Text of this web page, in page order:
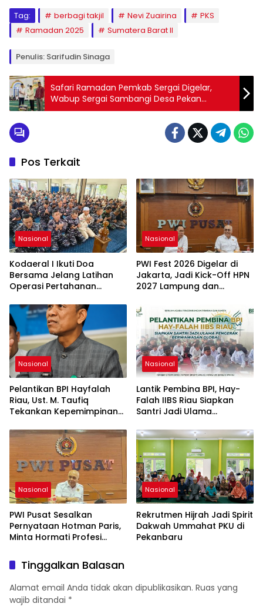
Tag: berbagi takjil Nevi Zuairina
PKS
Ramadan 2025
Sumatera Barat II
Penulis: Sarifudin Sinaga
Safari Ramadan Pemkab Sergai Digelar,
Wabup Sergai Sambangi Desa Pekan
Tanjung Beringin
Pos Terkait
Nasional
Kodaeral I Ikuti Doa
Bersama Jelang Latihan
Operasi Pertahanan
Nasional
PWI Fest 2026 Digelar di
Jakarta, Jadi Kick-Off HPN
2027 Lampung dan
Era AI
Nasional
Pelantikan BPI Hayfalah
Riau, Ust. M. Taufiq
Tekankan Kepemimpinan
Takwa
Nasional
Lantik Pembina BPI, Hay-
Falah IIBS Riau Siapkan
Santri Jadi Ulama
Global
Nasional
PWI Pusat Sesalkan
Pernyataan Hotman Paris,
Minta Hormati Profesi
Nasional
Rekrutmen Hijrah Jadi Spirit
Dakwah Ummahat PKU di
Pekanbaru
Tinggalkan Balasan
Alamat email Anda tidak akan dipublikasikan. Ruas yang
wajib ditandai *